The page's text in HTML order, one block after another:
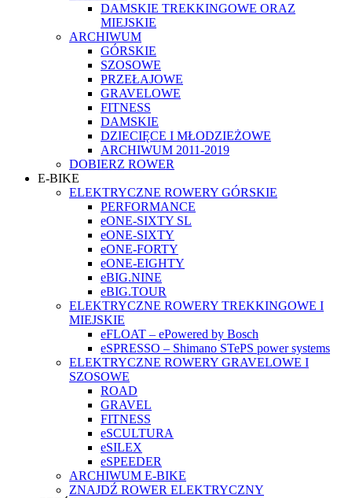
DAMSKIE TREKKINGOWE ORAZ
MIEJSKIE
ARCHIWUM
GÓRSKIE
SZOSOWE
PRZEŁAJOWE
GRAVELOWE
FITNESS
DAMSKIE
DZIECIĘCE I MŁODZIEŻOWE
ARCHIWUM 2011-2019
DOBIERZ ROWER
E-BIKE
ELEKTRYCZNE ROWERY GÓRSKIE
PERFORMANCE
eONE-SIXTY SL
eONE-SIXTY
eONE-FORTY
eONE-EIGHTY
eBIG.NINE
eBIG.TOUR
ELEKTRYCZNE ROWERY TREKKINGOWE I
MIEJSKIE
eFLOAT – ePowered by Bosch
eSPRESSO – Shimano STePS power systems
ELEKTRYCZNE ROWERY GRAVELOWE I
SZOSOWE
ROAD
GRAVEL
FITNESS
eSCULTURA
eSILEX
eSPEEDER
ARCHIWUM E-BIKE
ZNAJDŹ ROWER ELEKTRYCZNY